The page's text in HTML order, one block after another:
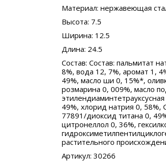
Материал: нержавеющая
Высота: 7.5
Ширина: 12.5
Длина: 24.5
Состав: Состав: пальмитат
8%, вода 12, 7%, аромат 1,
49%, масло ши 0, 15%*,
розмарина 0, 009%, масло
49%, хлорид натрия 0, 58%,
77891/диоксид титана 0,
цитронеллол 0, 36%,
растительного
Артикул: 30266